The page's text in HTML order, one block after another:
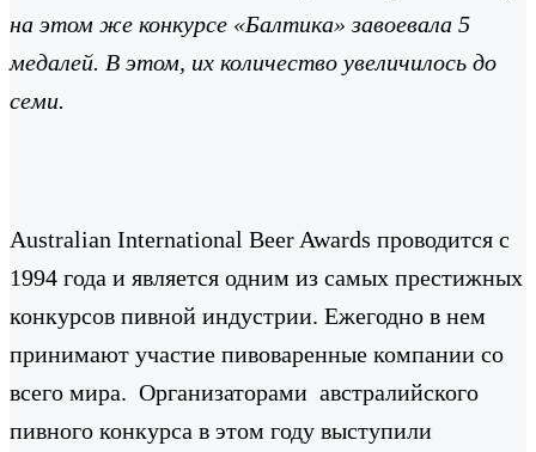
на этом же конкурсе «Балтика» завоевала 5
медалей. В этом, их количество увеличилось до
семи.
Australian International Beer Awards проводится с
1994 года и является одним из самых престижных
конкурсов пивной индустрии. Ежегодно в нем
принимают участие пивоваренные компании со
всего мира. Организаторами австралийского
пивного конкурса в этом году выступили